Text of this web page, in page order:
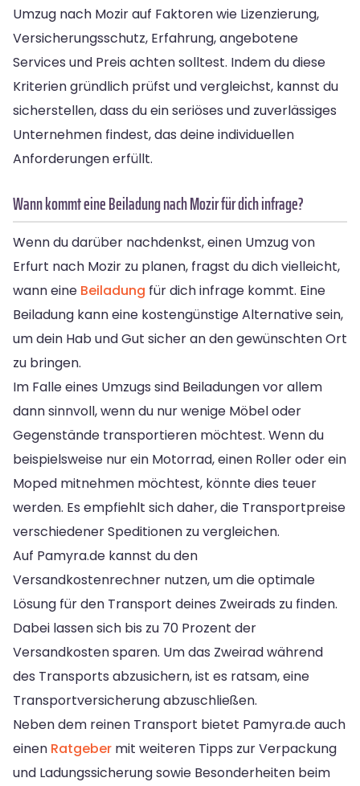
Umzug nach Mozir auf Faktoren wie Lizenzierung,
Versicherungsschutz, Erfahrung, angebotene
Services und Preis achten solltest. Indem du diese
Kriterien gründlich prüfst und vergleichst, kannst du
sicherstellen, dass du ein seriöses und zuverlässiges
Unternehmen findest, das deine individuellen
Anforderungen erfüllt.
Wann kommt eine Beiladung nach Mozir für dich infrage?
Wenn du darüber nachdenkst, einen Umzug von
Erfurt nach Mozir zu planen, fragst du dich vielleicht,
wann eine Beiladung für dich infrage kommt. Eine
Beiladung kann eine kostengünstige Alternative sein,
um dein Hab und Gut sicher an den gewünschten Ort
zu bringen.
Im Falle eines Umzugs sind Beiladungen vor allem
dann sinnvoll, wenn du nur wenige Möbel oder
Gegenstände transportieren möchtest. Wenn du
beispielsweise nur ein Motorrad, einen Roller oder ein
Moped mitnehmen möchtest, könnte dies teuer
werden. Es empfiehlt sich daher, die Transportpreise
verschiedener Speditionen zu vergleichen.
Auf Pamyra.de kannst du den
Versandkostenrechner nutzen, um die optimale
Lösung für den Transport deines Zweirads zu finden.
Dabei lassen sich bis zu 70 Prozent der
Versandkosten sparen. Um das Zweirad während
des Transports abzusichern, ist es ratsam, eine
Transportversicherung abzuschließen.
Neben dem reinen Transport bietet Pamyra.de auch
einen Ratgeber mit weiteren Tipps zur Verpackung
und Ladungssicherung sowie Besonderheiten beim